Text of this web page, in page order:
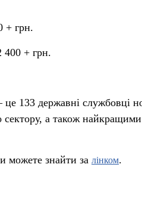
+ грн.
400 + грн.
133 державні службовці
сектору, а також
можете знайти за лінком.